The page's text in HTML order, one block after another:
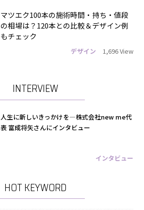
マツエク100本の施術時間・持ち・値段
の相場は？120本との比較＆デザイン例
もチェック
デザイン 1,696 View
INTERVIEW
人生に新しいきっかけを―株式会社new me代
表 富成将矢さんにインタビュー
インタビュー
HOT KEYWORD